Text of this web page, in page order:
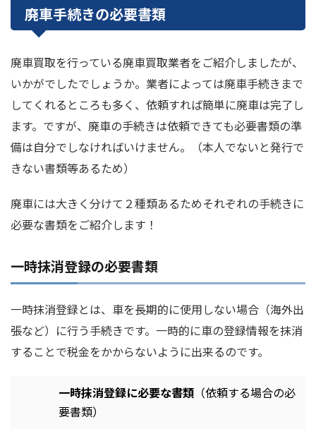
廃車手続きの必要書類
廃車買取を行っている廃車買取業者をご紹介しましたが、
いかがでしたでしょうか。業者によっては廃車手続きまで
してくれるところも多く、依頼すれば簡単に廃車は完了し
ます。ですが、廃車の手続きは依頼できても必要書類の準
備は自分でしなければいけません。（本人でないと発行で
きない書類等あるため）
廃車には大きく分けて２種類あるためそれぞれの手続きに
必要な書類をご紹介します！
一時抹消登録の必要書類
一時抹消登録とは、車を長期的に使用しない場合（海外出
張など）に行う手続きです。一時的に車の登録情報を抹消
することで税金をかからないように出来るのです。
一時抹消登録に必要な書類（依頼する場合の必
要書類）